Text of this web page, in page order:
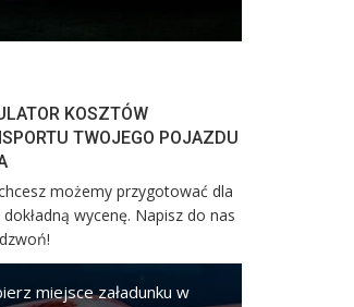
KOSZTÓW
TWOJEGO POJAZDU
możemy przygotować dla
dokładną wycenę. Napisz do nas
miejsce załadunku w